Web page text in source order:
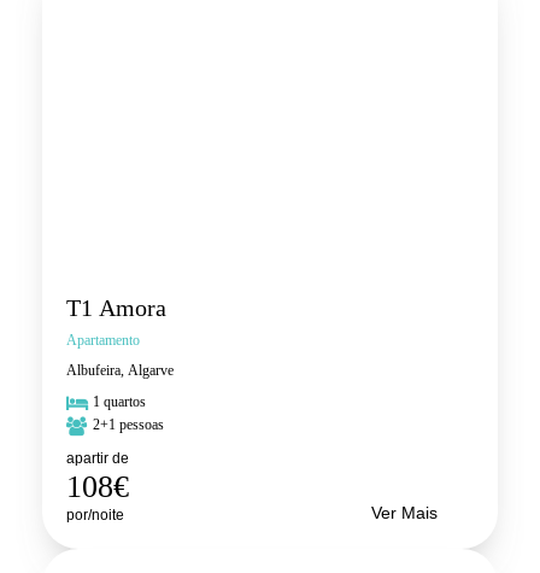
T1 Amora
Apartamento
Albufeira, Algarve
1 quartos
2+1 pessoas
apartir de
108€
por/noite Ver Mais